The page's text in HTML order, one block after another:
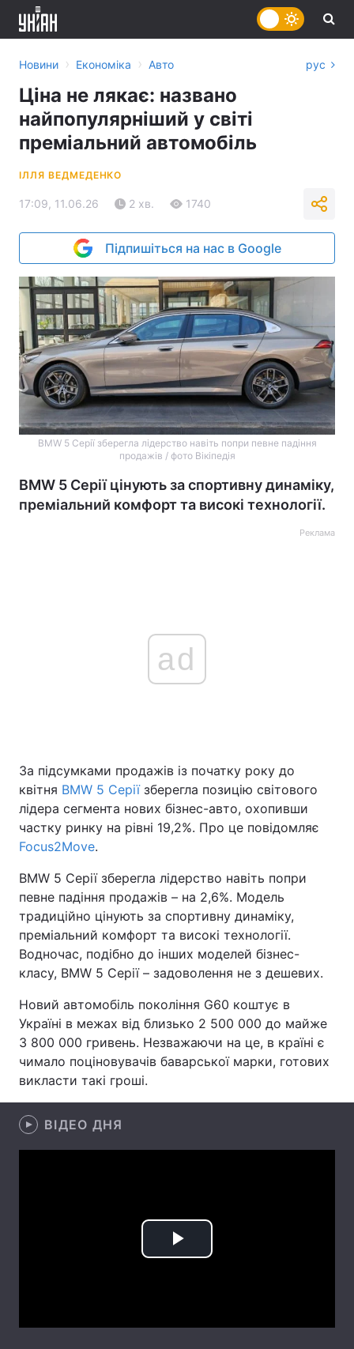
Головна Війна
Україна Політика
Економіка
Спорт Наука
Техно і зв'язок Лайт
Зброя Інциденти
Здоров'я
Цікавинки Погода
Регіони
Лонгріди
Відео з Youtube
Новини › Економіка › Авто рус
Ціна не лякає: названо
найпопулярніший у світі
преміальний автомобіль
ІЛЛЯ ВЕДМЕДЕНКО
17:09, 11.06.26 2 хв. 1740
Підпишіться на нас в Google
BMW 5 Серії зберегла лідерство навіть попри певне падіння
продажів / фото Вікіпедія
BMW 5 Серії цінують за спортивну динаміку,
преміальний комфорт та високі технології.
Реклама
ad
За підсумками продажів із початку року до
квітня BMW 5 Серіїзберегла позицію світового
лідера сегмента нових бізнес-авто, охопивши
частку ринку на рівні 19,2%. Про це повідомляє
Focus2Move.
BMW 5 Серії зберегла лідерство навіть попри
певне падіння продажів – на 2,6%. Модель
традиційно цінують за спортивну динаміку,
преміальний комфорт та високі технології.
Водночас, подібно до інших моделей бізнес-
класу, BMW 5 Серії – задоволення не з дешевих.
Новий автомобіль покоління G60 коштує в
Україні в межах від близько 2 500 000 до майже
3 800 000 гривень. Незважаючи на це, в країні є
чимало поціновувачів баварської марки, готових
викласти такі гроші.
ВІДЕО ДНЯ
Play